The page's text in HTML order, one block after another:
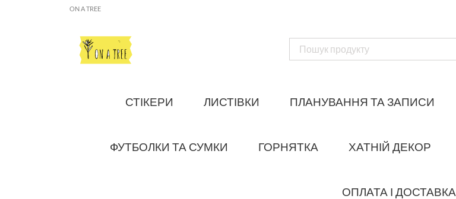
ON A TREE
СТІКЕРИ ЛИСТІВКИ ПЛАНУВАННЯ ТА ЗАПИСИ
ФУТБОЛКИ ТА СУМКИ ГОРНЯТКА ХАТНІЙ ДЕКОР
ОПЛАТА І ДОСТАВКА